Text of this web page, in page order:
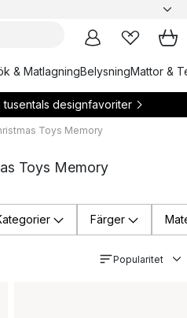
& MatlagningBelysningMattor &
designfavoriter
Toys Memory
Toys Memory
Färger
Popularitet